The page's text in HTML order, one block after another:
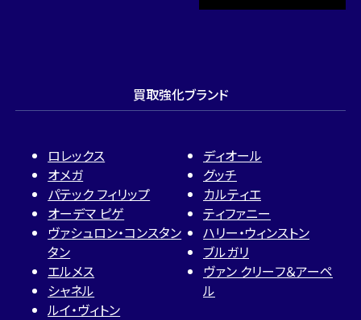
買取強化ブランド
ロレックス
オメガ
パテック フィリップ
オーデマ ピゲ
ヴァシュロン・コンスタン
タン
エルメス
シャネル
ルイ・ヴィトン
ディオール
グッチ
カルティエ
ティファニー
ハリー・ウィンストン
ブルガリ
ヴァン クリーフ＆アーペ
ル